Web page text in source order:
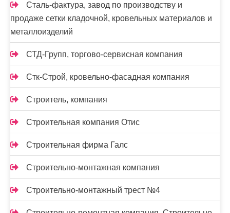
Сталь-фактура, завод по производству и
продаже сетки кладочной, кровельных материалов и
металлоизделий
СТД-Групп, торгово-сервисная компания
Стк-Строй, кровельно-фасадная компания
Строитель, компания
Строительная компания Отис
Строительная фирма Галс
Строительно-монтажная компания
Строительно-монтажный трест №4